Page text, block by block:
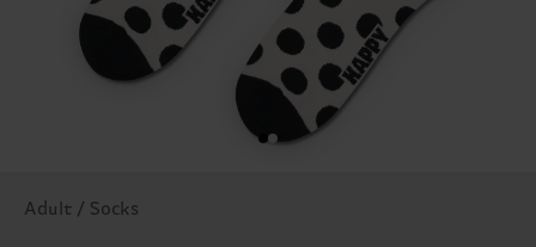
Adult / Socks